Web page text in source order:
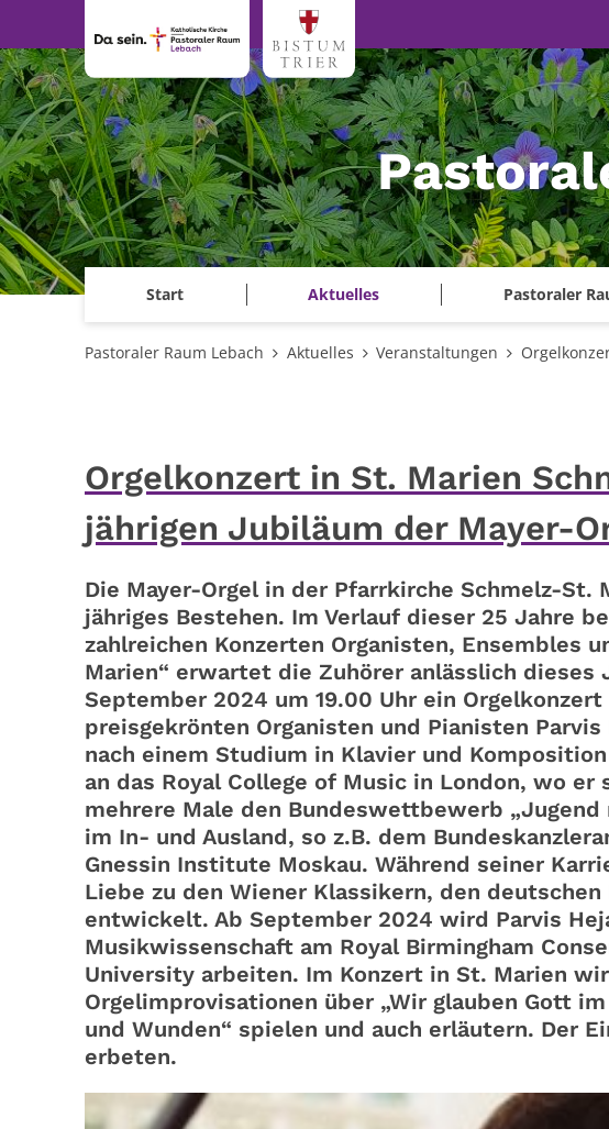
Start Aktuelles Pastoraler
Pastoraler Raum Lebach Aktuelles Veranstaltungen
Orgelkonzert in St. Marien
jährigen Jubiläum der Mayer-
Die Mayer-Orgel in der Pfarrkirche Schmelz-
jähriges Bestehen. Im Verlauf dieser 25 Jahre
zahlreichen Konzerten Organisten, Ensembles
Marien“ erwartet die Zuhörer anlässlich dieses
September 2024 um 19.00 Uhr ein
preisgekrönten Organisten und Pianisten
nach einem Studium in Klavier und
an das Royal College of Music in London, wo
mehrere Male den Bundeswettbewerb
im In- und Ausland, so z.B. dem
Gnessin Institute Moskau. Während seiner
Liebe zu den Wiener Klassikern, den
entwickelt. Ab September 2024 wird Parvis
Musikwissenschaft am Royal Birmingham
University arbeiten. Im Konzert in St. Marien
Orgelimprovisationen über „Wir glauben Gott
und Wunden“ spielen und auch erläutern. Der
erbeten.